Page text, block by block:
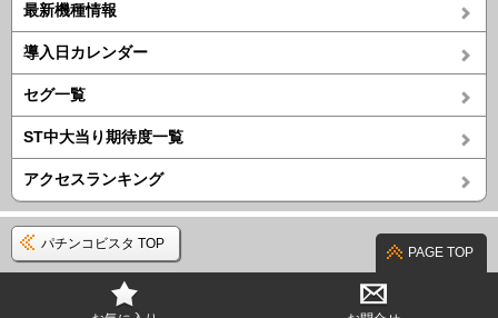
最新機種情報
導入日カレンダー
セグ一覧
ST中大当り期待度一覧
アクセスランキング
パチンコビスタ TOP
PAGE TOP